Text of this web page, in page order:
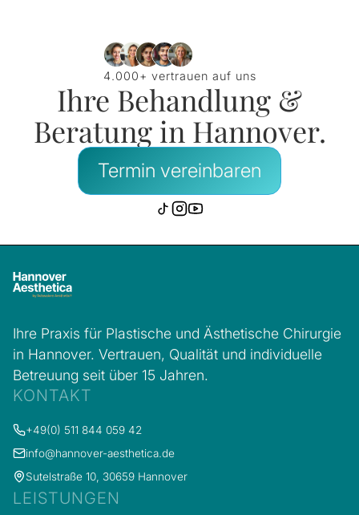
4.000+ vertrauen auf uns
Ihre Behandlung &
Beratung in Hannover.
Termin vereinbaren
Ihre Praxis für Plastische und Ästhetische Chirurgie
in Hannover. Vertrauen, Qualität und individuelle
Betreuung seit über 15 Jahren.
KONTAKT
+49(0) 511 844 059 42
info@hannover-aesthetica.de
Sutelstraße 10, 30659 Hannover
LEISTUNGEN